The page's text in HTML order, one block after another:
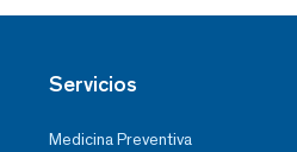
Servicios
Medicina Preventiva